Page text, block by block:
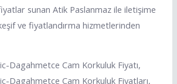
sunan Atik Paslanmaz ile iletişime
ve fiyatlandırma hizmetlerinden
Dagahmetce Cam Korkuluk Fiyatı,
Dagahmetce Cam Korkuluk Fiyatları,